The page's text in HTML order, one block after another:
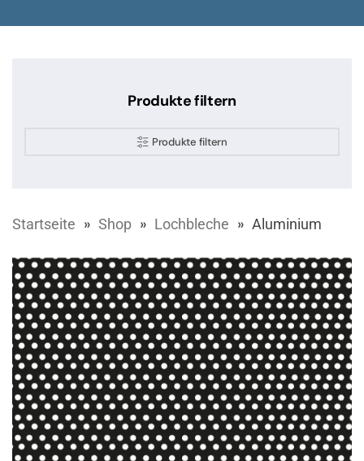
Produkte filtern
Produkte filtern
Startseite Shop Lochbleche Aluminium